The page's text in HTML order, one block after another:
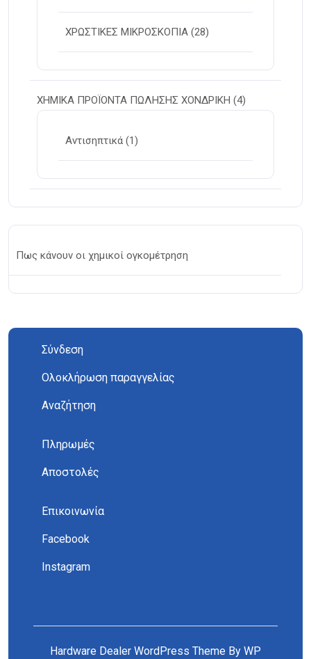
ΧΡΩΣΤΙΚΕΣ ΜΙΚΡΟΣΚΟΠΙΑ (28)
ΧΗΜΙΚΑ ΠΡΟΪΟΝΤΑ ΠΩΛΗΣΗΣ ΧΟΝΔΡΙΚΗ (4)
Αντισηπτικά (1)
Πως κάνουν οι χημικοί ογκομέτρηση
Σύνδεση
Ολοκλήρωση παραγγελίας
Αναζήτηση
Πληρωμές
Αποστολές
Επικοινωνία
Facebook
Instagram
Hardware Dealer WordPress Theme By WP